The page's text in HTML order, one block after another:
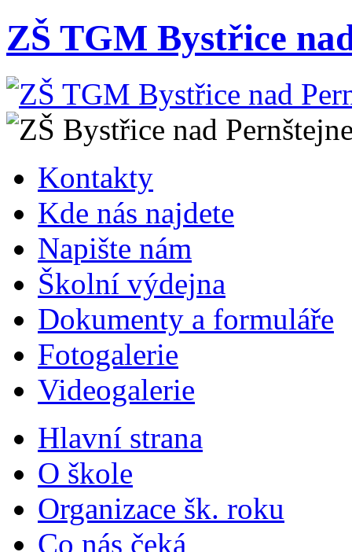
ZŠ TGM Bystřice
Kontakty
Kde nás najdete
Napište nám
Školní výdejna
Dokumenty a formuláře
Fotogalerie
Videogalerie
Hlavní strana
O škole
Organizace šk. roku
Co nás čeká